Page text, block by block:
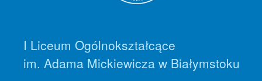
I Liceum Ogólnokształcące
im. Adama Mickiewicza w Białymstoku